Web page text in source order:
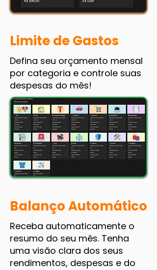
Limite de Gastos
Defina seu orçamento mensal
por categoria e controle suas
despesas do mês!
Balanço Automático
Receba automaticamente o
resumo do seu mês. Tenha
uma visão clara dos seus
rendimentos, despesas e do